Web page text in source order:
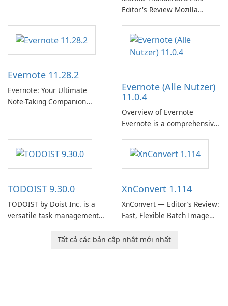
Editor's Review Mozilla
Support Release) is the long-
term support channel of the
Thunderbird desktop email
client designed for
need predictable …
Evernote 11.28.2
Evernote: Your Ultimate
Note-Taking Companion
helps users capture ideas,
organize to-do lists, and keep
track of important
Evernote (Alle Nutzer)
11.0.4
Overview of Evernote
Evernote is a comprehensive
users capture, organize, and
access information across
TODOIST 9.30.0
TODOIST by Doist Inc. is a
versatile task management
individuals and teams
XnConvert 1.114
XnConvert — Editor’s Review:
Fast, Flexible Batch Image
macOS and Linux XnConvert
Tất cả các bản cập nhật mới nhất